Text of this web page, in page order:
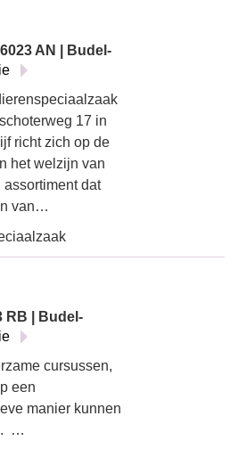
AN | Budel-
17 in
richt zich op de
het welzijn van
dat
van…
RB | Budel-
cursussen,
een
manier kunnen
…